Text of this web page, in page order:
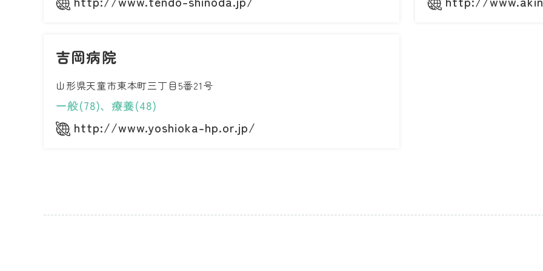
吉岡病院
山形県天童市東本町三丁目5番21号
一般(78)、療養(48)
http://www.yoshioka-hp.or.jp/